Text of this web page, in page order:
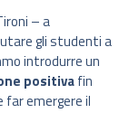
– a
gli studenti a
introdurre un
positivafin
far emergere il